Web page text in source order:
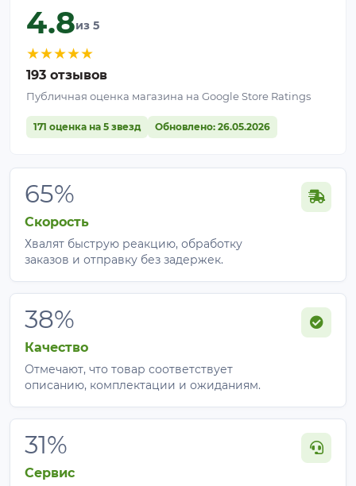
4.8из 5
★★★★★
193 отзывов
Публичная оценка магазина на Google Store Ratings
171 оценка на 5 звезд Обновлено: 26.05.2026
65%
Скорость
Хвалят быструю реакцию, обработку
заказов и отправку без задержек.
38%
Качество
Отмечают, что товар соответствует
описанию, комплектации и ожиданиям.
31%
Сервис